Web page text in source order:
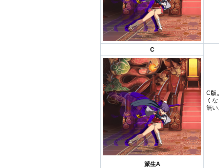
C
C版
く
無い
派生A